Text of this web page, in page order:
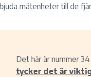
mätenheter till de
Det här är nummer
tycker det är